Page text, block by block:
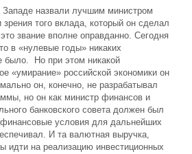
Западе назвали лучшим министром
того вклада, который он сделал
звание вполне оправданно. Сегодня
в «нулевые годы» никаких
было. Но при этом никакой
«умирание» российской экономики он
он, конечно, не разрабатывал
но он как министр финансов и
банковского совета должен был
условия для дальнейших
И та валютная выручка,
идти на реализацию инвестиционных